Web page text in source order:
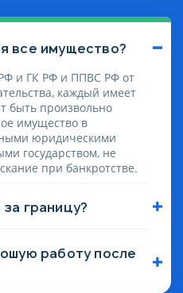
все имущество?
и ГК РФ и ППВС РФ от
каждый имеет
быть произвольно
имущество в
юридическими
государством, не
при банкротстве.
границу?
месяцев до завершения
при
нашей работы — это
работу после